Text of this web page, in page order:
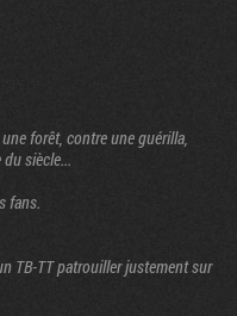
forêt, contre une guérilla,
siècle...
fans.
TB-TT patrouiller justement sur